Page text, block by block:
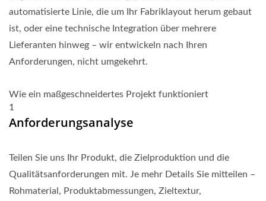
automatisierte Linie, die um Ihr Fabriklayout herum gebaut
ist, oder eine technische Integration über mehrere
Lieferanten hinweg – wir entwickeln nach Ihren
Anforderungen, nicht umgekehrt.
Wie ein maßgeschneidertes Projekt funktioniert
1
Anforderungsanalyse
Teilen Sie uns Ihr Produkt, die Zielproduktion und die
Qualitätsanforderungen mit. Je mehr Details Sie mitteilen –
Rohmaterial, Produktabmessungen, Zieltextur,